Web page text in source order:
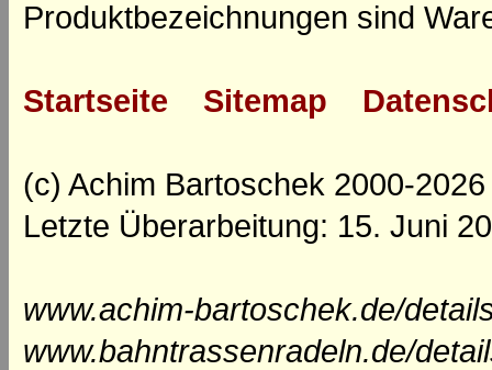
Produktbezeichnungen sind
Startseite Sitemap
(c) Achim Bartoschek 2000-2026
Letzte Überarbeitung: 15. Juni
www.achim-bartoschek.de/
www.bahntrassenradeln.de/